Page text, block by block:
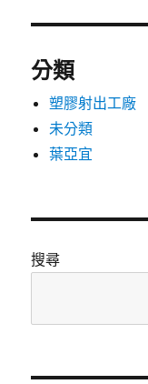
分類
塑膠射出工廠
未分類
葉亞宜
搜尋